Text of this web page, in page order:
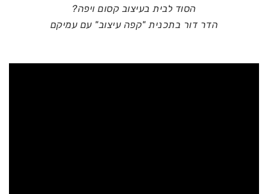
הסוד לבית בעיצוב קסום ויפה?
הדר דור בתכנית "קפה עיצוב" עם עמיקם